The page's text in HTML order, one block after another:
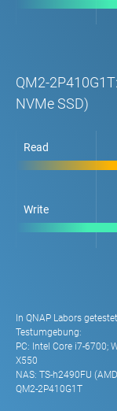
QM2-
NVMe SSD)
Read
Write
In QNAP Labors
Testumgebung:
PC: Intel Core i7-6700;
X550
NAS: TS-h2490FU
QM2-2P410G1T